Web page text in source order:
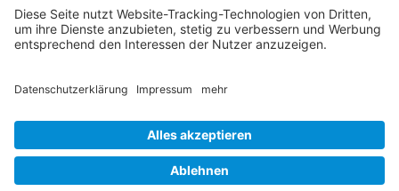
Folgen Sie uns auf
Linkedin
© 2026 Germany Trade & Invest